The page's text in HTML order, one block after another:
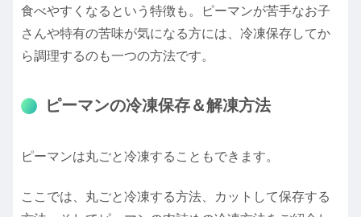
食べやすくなるという特徴も。ピーマンが苦手なお子
さんや特有の苦味が気になる方には、冷凍保存してか
ら調理するのも一つの方法です。
ピーマンの冷凍保存＆解凍方法
ピーマンは丸ごと冷凍することもできます。
ここでは、丸ごと冷凍する方法、カットして保存する